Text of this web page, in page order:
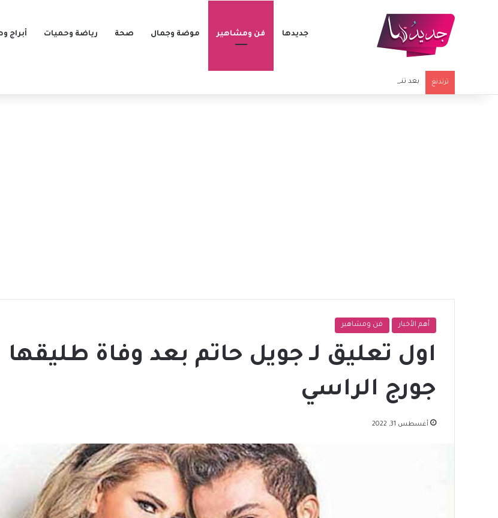
جديدها فن ومشاهير موضة وجمال صحة رياضة وحميات أبراج
ترندنغ بعد تنبؤه بزلزال مصر.. باحث سوري يحذّر من تحرك خطير على فالق بلاد الشام
أهم الأخبار فن ومشاهير
اول تعليق لـ جويل حاتم بعد وفاة طليقها
جورج الراسي
أغسطس 31, 2022